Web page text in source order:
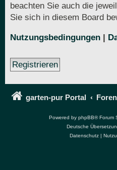
beachten Sie auch die
Sie sich in diesem Board
Nutzungsbedingungen |
Registrieren
garten-pur Portal
Powered by phpBB® Forum
Deutsche
Datenschutz|